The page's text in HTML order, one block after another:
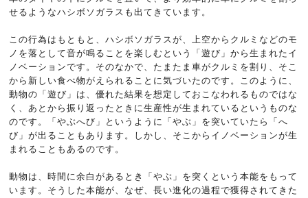
せるようなハシボソガラスも出てきています。
この行為はもともと、ハシボソガラスが、上空からクルミなどのモ
ノを落として音が鳴ることを楽しむという「遊び」から生まれたイ
ノベーションです。そのなかで、たまたま車がクルミを割り、そこ
から新しい食べ物がえられることに気づいたのです。このように、
動物の「遊び」は、優れた結果を想定しておこなわれるものではな
く、あとから振り返ったときに生産性が生まれているというものな
のです。「やぶへび」というように「やぶ」を突いていたら「へ
び」が出ることもあります。しかし、そこからイノベーションが生
まれることもあるのです。
動物は、時間に余白があるとき「やぶ」を突くという本能をもって
います。そうした本能が、なぜ、長い進化の過程で獲得されてきた